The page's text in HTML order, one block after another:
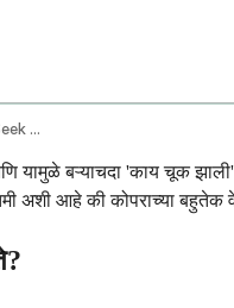
Elbow Pain Causes Recovery And When To Seek Help
बऱ्याचदा 'काय चूक
अशी आहे की कोपराच्या